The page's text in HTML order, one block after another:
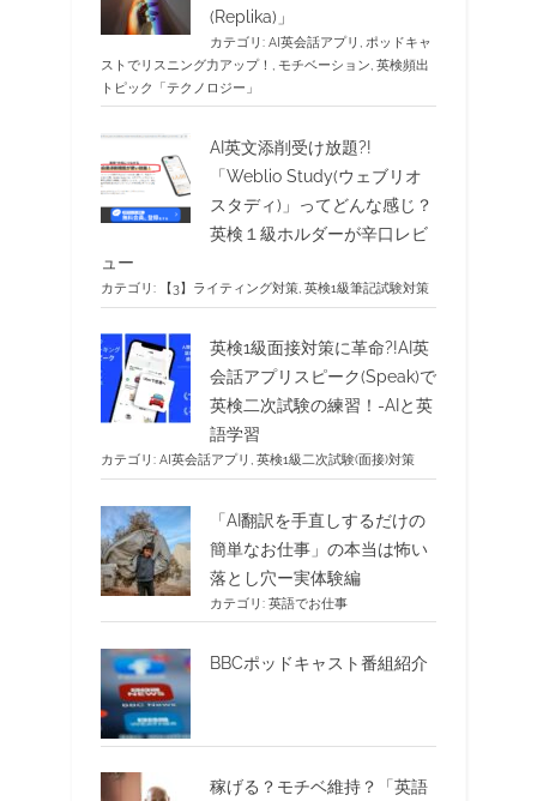
(Replika)」
カテゴリ: AI英会話アプリ
ポッドキャ
ストでリスニング力アップ！
モチベーション 英検頻出
トピック「テクノロジー」
AI英文添削受け放題?!
「Weblio Study(ウェブリオ
スタディ)」ってどんな感じ？
英検１級ホルダーが辛口レビ
ュー
カテゴリ: 【3】ライティング対策, 英検1級筆記試験対策
英検1級面接対策に革命?!AI英
会話アプリスピーク(Speak)で
英検二次試験の練習！-AIと英
語学習
カテゴリ: AI英会話アプリ , 英検1級二次試験(面接)対策
「AI翻訳を手直しするだけの
簡単なお仕事」の本当は怖い
落とし穴ー実体験編
カテゴリ: 英語でお仕事
BBCポッドキャスト番組紹介
稼げる？モチベ維持？「英語